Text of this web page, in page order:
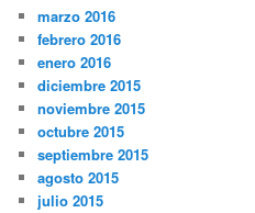
marzo 2016
febrero 2016
enero 2016
diciembre 2015
noviembre 2015
octubre 2015
septiembre 2015
agosto 2015
julio 2015